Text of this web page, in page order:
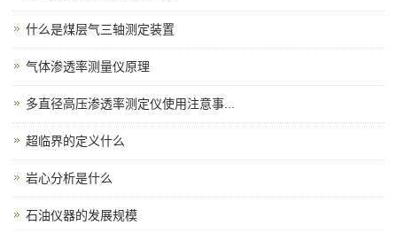
什么是煤层气三轴测定装置
气体渗透率测量仪原理
多直径高压渗透率测定仪使用注意事...
超临界的定义什么
岩心分析是什么
石油仪器的发展规模